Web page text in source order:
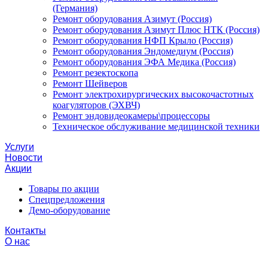
(Германия)
Ремонт оборудования Азимут (Россия)
Ремонт оборудования Азимут Плюс НТК (Россия)
Ремонт оборудования НФП Крыло (Россия)
Ремонт оборудования Эндомедиум (Россия)
Ремонт оборудования ЭФА Медика (Россия)
Ремонт резектоскопа
Ремонт Шейверов
Ремонт электрохирургических высокочастотных
коагуляторов (ЭХВЧ)
Ремонт эндовидеокамеры\процессоры
Техническое обслуживание медицинской техники
Услуги
Новости
Акции
Товары по акции
Спецпредложения
Демо-оборудование
Контакты
О нас